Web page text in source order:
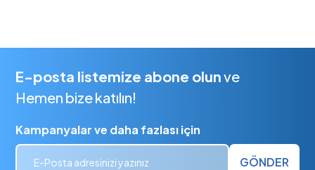
E-posta listemize abone olunve
Hemen bize katılın!
Kampanyalar ve daha fazlası için
GÖNDER